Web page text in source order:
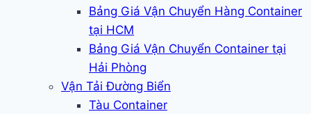
Bảng Giá Vận Chuyển Hàng Container
tại HCM
Bảng Giá Vận Chuyển Container tại
Hải Phòng
Vận Tải Đường Biển
Tàu Container